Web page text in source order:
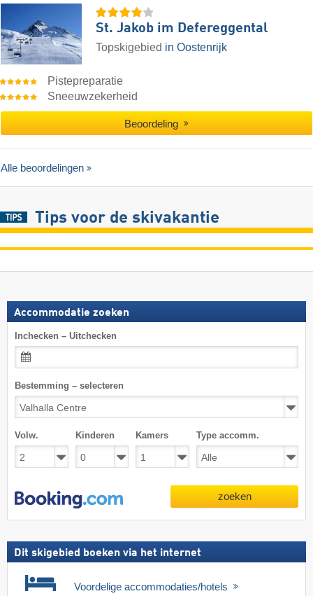
St. Jakob im Defereggental
Topskigebied in Oostenrijk
Pistepreparatie
Sneeuwzekerheid
Beoordeling
Alle beoordelingen
Tips voor de skivakantie
Accommodatie zoeken
Inchecken – Uitchecken
Bestemming – selecteren
Volw. Kinderen Kamers Type accomm.
zoeken
Dit skigebied boeken via het internet
Voordelige accommodaties/hotels